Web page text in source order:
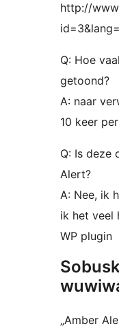
http://
Q: Hoe
getoond?
A: naar
10 keer
Q: Is deze
Alert?
A: Nee, ik
ik het veel
WP plugin
„Amber